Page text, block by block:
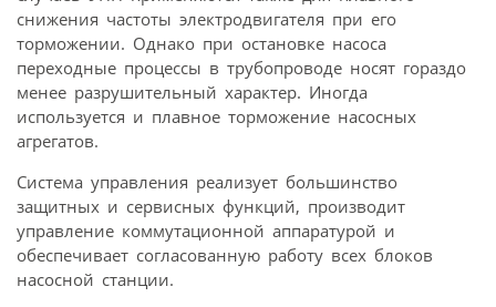
снижения частоты электродвигателя при его
торможении. Однако при остановке насоса
переходные процессы в трубопроводе носят гораздо
менее разрушительный характер. Иногда
используется и плавное торможение насосных
агрегатов.
Система управления реализует большинство
защитных и сервисных функций, производит
управление коммутационной аппаратурой и
обеспечивает согласованную работу всех блоков
насосной станции.